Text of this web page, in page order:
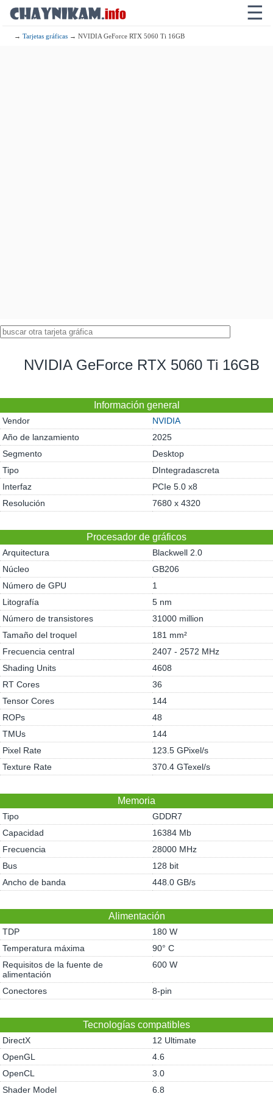
☰
→Tarjetas gráficas → NVIDIA GeForce RTX 5060 Ti 16GB
NVIDIA GeForce RTX 5060 Ti 16GB
Información general
Vendor
NVIDIA
Año de lanzamiento
2025
Segmento
Desktop
Tipo
DIntegradascreta
Interfaz
PCIe 5.0 x8
Resolución
7680 x 4320
Procesador de gráficos
Arquitectura
Blackwell 2.0
Núcleo
GB206
Número de GPU
1
Litografía
5 nm
Número de transistores
31000 million
Tamaño del troquel
181 mm²
Frecuencia central
2407 - 2572 MHz
Shading Units
4608
RT Cores
36
Tensor Cores
144
ROPs
48
TMUs
144
Pixel Rate
123.5 GPixel/s
Texture Rate
370.4 GTexel/s
Memoria
Tipo
GDDR7
Capacidad
16384 Mb
Frecuencia
28000 MHz
Bus
128 bit
Ancho de banda
448.0 GB/s
Alimentación
TDP
180 W
Temperatura máxima
90° C
Requisitos de la fuente de
alimentación
600 W
Conectores 8-pin
Tecnologías compatibles
DirectX
12 Ultimate
OpenGL
4.6
OpenCL
3.0
Shader Model
6.8